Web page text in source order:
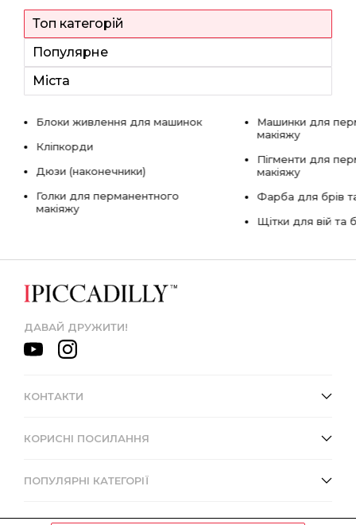
Топ категорій
Популярне
Міста
Блоки живлення для машинок
Кліпкорди
Дюзи (наконечники)
Голки для перманентного
макіяжу
Машинки для
макіяжу
Пігменти для
макіяжу
Фарба для брів
Щітки для вій та
ДАВАЙ ДРУЖИТИ!
КОНТАКТИ
КОРИСНІ ПОСИЛАННЯ
ПОПУЛЯРНІ КАТЕГОРІЇ